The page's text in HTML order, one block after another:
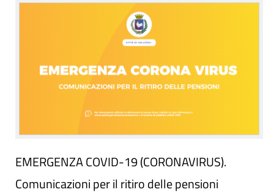
EMERGENZA COVID-19 (CORONAVIRUS).
Comunicazioni per il ritiro delle pensioni